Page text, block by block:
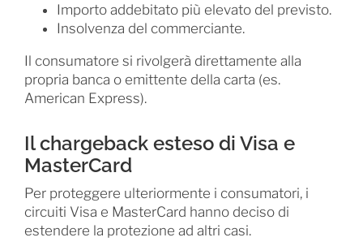
Importo addebitato più elevato del previsto.
Insolvenza del commerciante.
Il consumatore si rivolgerà direttamente alla
propria banca o emittente della carta (es.
American Express).
Il chargeback esteso di Visa e
MasterCard
Per proteggere ulteriormente i consumatori, i
circuiti Visa e MasterCard hanno deciso di
estendere la protezione ad altri casi.